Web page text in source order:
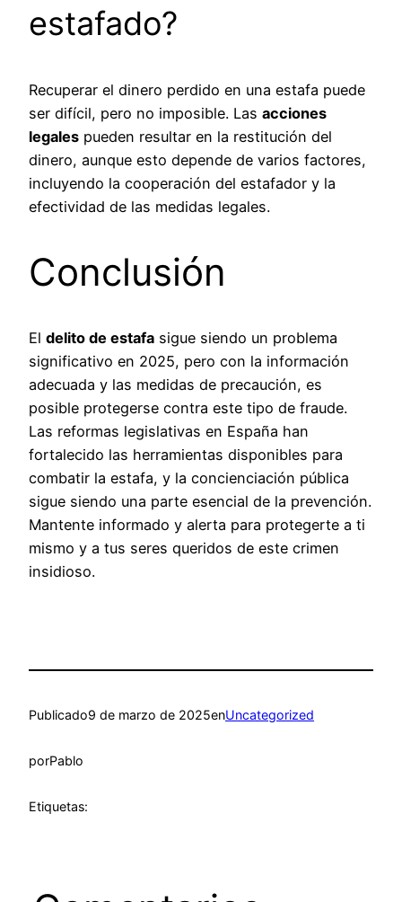
estafado?
Recuperar el dinero perdido en una estafa puede
ser difícil, pero no imposible. Las acciones
legales pueden resultar en la restitución del
dinero, aunque esto depende de varios factores,
incluyendo la cooperación del estafador y la
efectividad de las medidas legales.
Conclusión
El delito de estafa sigue siendo un problema
significativo en 2025, pero con la información
adecuada y las medidas de precaución, es
posible protegerse contra este tipo de fraude.
Las reformas legislativas en España han
fortalecido las herramientas disponibles para
combatir la estafa, y la concienciación pública
sigue siendo una parte esencial de la prevención.
Mantente informado y alerta para protegerte a ti
mismo y a tus seres queridos de este crimen
insidioso.
Publicado9 de marzo de 2025enUncategorized
porPablo
Etiquetas: